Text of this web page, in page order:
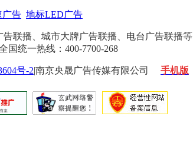
广告 地标LED广告
联播、城市大牌广告联播、电台广告联播等
国统一热线：400-7700-268
号-2|南京央晟广告传媒有限公司 手机版